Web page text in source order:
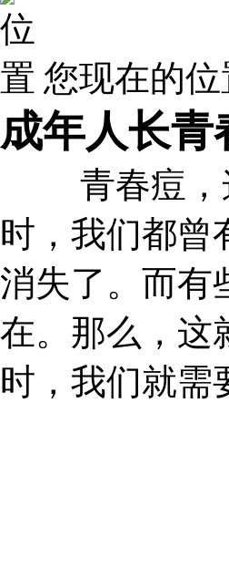
您现在的位
成年人长青
青春痘，这
时，我们都曾
消失了。而有
在。那么，这
时，我们就需